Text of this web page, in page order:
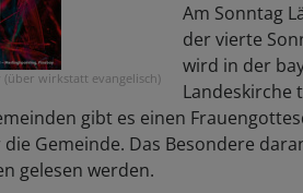
wirkstatt evangelisch)
Am Sonntag
der vierte
wird in der
Landeskirche
gibt es einen
Gemeinde. Das Besondere
gelesen werden.